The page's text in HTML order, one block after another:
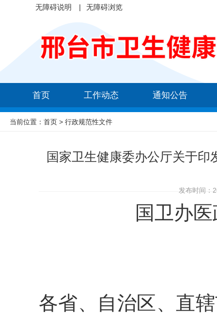
无障碍说明 | 无障碍浏览
首页 工作动态 通知公告
当前位置： 首页 > 行政规范性文件
国家卫生健康委办公厅关于
国卫办
各省、自治区、直